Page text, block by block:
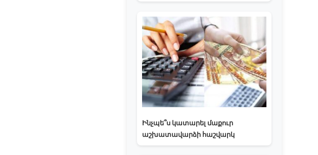
Ինչպե՞ս կատարել մաքուր
աշխատավարձի հաշվարկ